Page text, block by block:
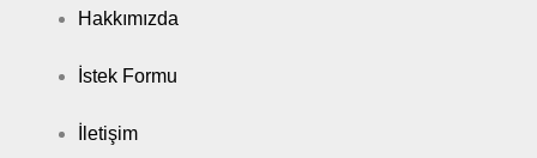
Hakkımızda
İstek Formu
İletişim